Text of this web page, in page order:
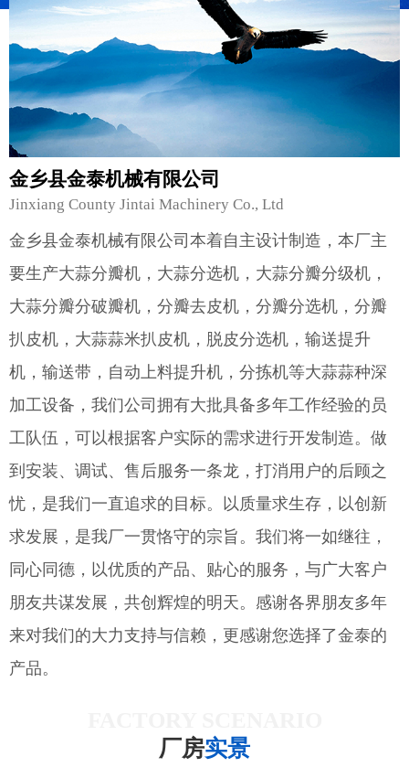
金乡县金泰机械有限公司
Jinxiang County Jintai Machinery Co., Ltd
金乡县金泰机械有限公司本着自主设计制造，本厂主
要生产大蒜分瓣机，大蒜分选机，大蒜分瓣分级机，
大蒜分瓣分破瓣机，分瓣去皮机，分瓣分选机，分瓣
扒皮机，大蒜蒜米扒皮机，脱皮分选机，输送提升
机，输送带，自动上料提升机，分拣机等大蒜蒜种深
加工设备，我们公司拥有大批具备多年工作经验的员
工队伍，可以根据客户实际的需求进行开发制造。做
到安装、调试、售后服务一条龙，打消用户的后顾之
忧，是我们一直追求的目标。以质量求生存，以创新
求发展，是我厂一贯恪守的宗旨。我们将一如继往，
同心同德，以优质的产品、贴心的服务，与广大客户
朋友共谋发展，共创辉煌的明天。感谢各界朋友多年
来对我们的大力支持与信赖，更感谢您选择了金泰的
产品。
厂房实景